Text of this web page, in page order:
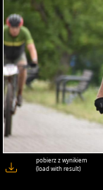
pobierz z wynikiem
(load with result)